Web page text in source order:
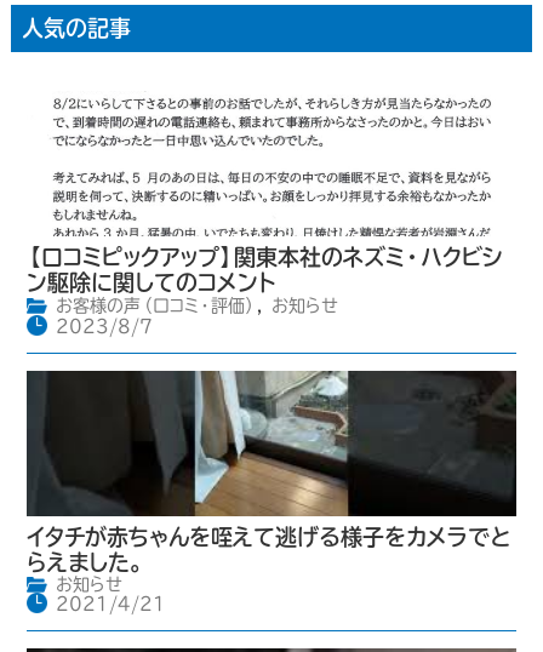
人気の記事
【口コミピックアップ】関東本社のネズミ・ハクビシ
ン駆除に関してのコメント
お客様の声（口コミ・評価） ,
お知らせ
2023/8/7
イタチが赤ちゃんを咥えて逃げる様子をカメラでと
らえました。
お知らせ
2021/4/21